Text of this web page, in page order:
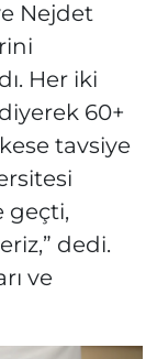
Nejdet
Her iki
60+
tavsiye
geçti,
dedi.
ve